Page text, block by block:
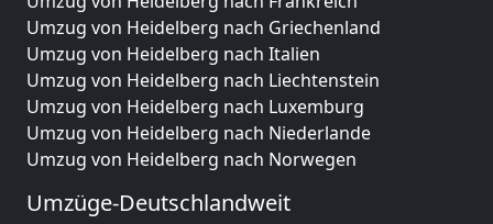
Umzug von Heidelberg nach Griechenland
Umzug von Heidelberg nach Italien
Umzug von Heidelberg nach Liechtenstein
Umzug von Heidelberg nach Luxemburg
Umzug von Heidelberg nach Niederlande
Umzug von Heidelberg nach Norwegen
Umzüge-Deutschlandweit